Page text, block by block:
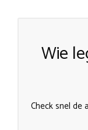
Wie
Check snel de